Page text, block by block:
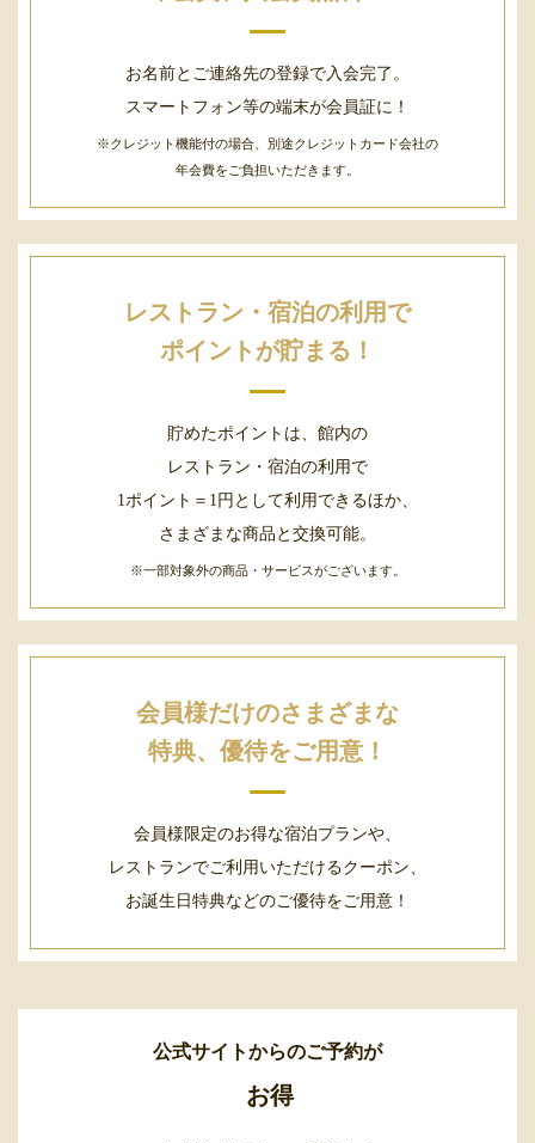
お名前とご連絡先の登録で入会完了。
スマートフォン等の端末が会員証に！
※クレジット機能付の場合、別途クレジットカード会社の
年会費をご負担いただきます。
レストラン・宿泊の利用で
ポイントが貯まる！
貯めたポイントは、館内の
レストラン・宿泊の利用で
1ポイント＝1円として利用できるほか、
さまざまな商品と交換可能。
※一部対象外の商品・サービスがございます。
会員様だけのさまざまな
特典、優待をご用意！
会員様限定のお得な宿泊プランや、
レストランでご利用いただけるクーポン、
お誕生日特典などのご優待をご用意！
公式サイトからのご予約が
お得